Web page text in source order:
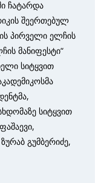
ჩატარდა
შეერთებულ
პირველი ელჩის
მანიფესტი“
სიტყვით
სიტყვით
გუმბერიძე,